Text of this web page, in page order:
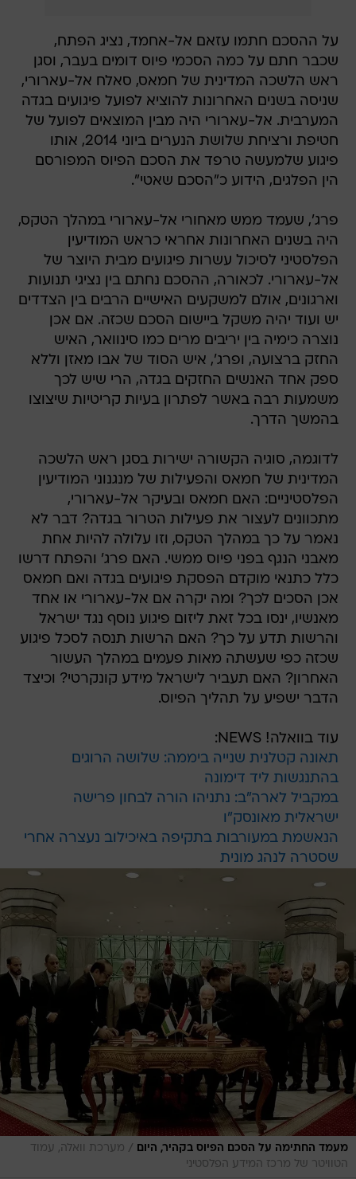
על ההסכם חתמו עזאם אל-אחמד, נציג הפתח,
שכבר חתם על כמה הסכמי פיוס דומים בעבר, וסגן
ראש הלשכה המדינית של חמאס, סאלח אל-עארורי,
שניסה בשנים האחרונות להוציא לפועל פיגועים בגדה
המערבית. אל-עארורי היה מבין המוצאים לפועל של
חטיפת ורציחת שלושת הנערים ביוני 2014, אותו
פיגוע שלמעשה טרפד את הסכם הפיוס המפורסם
הין הפלגים, הידוע כ"הסכם שאטי".
פרג', שעמד ממש מאחורי אל-עארורי במהלך הטקס,
היה בשנים האחרונות אחראי כראש המודיעין
הפלסטיני לסיכול עשרות פיגועים מבית היוצר של
אל-עארורי. לכאורה, ההסכם נחתם בין נציגי תנועות
וארגונים, אולם למשקעים האישיים הרבים בין הצדדים
יש ועוד יהיה משקל ביישום הסכם שכזה. אם אכן
נוצרה כימיה בין יריבים מרים כמו סינוואר, האיש
החזק ברצועה, ופרג', איש הסוד של אבו מאזן וללא
ספק אחד האנשים החזקים בגדה, הרי שיש לכך
משמעות רבה באשר לפתרון בעיות קריטיות שיצוצו
בהמשך הדרך.
לדוגמה, סוגיה הקשורה ישירות בסגן ראש הלשכה
המדינית של חמאס והפעילות של מנגנוני המודיעין
הפלסטיניים: האם חמאס ובעיקר אל-עארורי,
מתכוונים לעצור את פעילות הטרור בגדה? דבר לא
נאמר על כך במהלך הטקס, וזו עלולה להיות אחת
מאבני הנגף בפני פיוס ממשי. האם פרג' והפתח דרשו
כלל כתנאי מוקדם הפסקת פיגועים בגדה ואם חמאס
אכן הסכים לכך? ומה יקרה אם אל-עארורי או אחד
מאנשיו, ינסו בכל זאת ליזום פיגוע נוסף נגד ישראל
והרשות תדע על כך? האם הרשות תנסה לסכל פיגוע
שכזה כפי שעשתה מאות פעמים במהלך העשור
האחרון? האם תעביר לישראל מידע קונקרטי? וכיצד
הדבר ישפיע על תהליך הפיוס.
עוד בוואלה! NEWS:
תאונה קטלנית שנייה ביממה: שלושה הרוגים
בהתנגשות ליד דימונה
במקביל לארה"ב: נתניהו הורה לבחון פרישה
ישראלית מאונסק"ו
הנאשמת במעורבות בתקיפה באיכילוב נעצרה אחרי
שסטרה לנהג מונית
מעמד החתימה על הסכם הפיוס בקהיר, היום / מערכת וואלה, עמוד
הטוויטר של מרכז המידע הפלסטיני